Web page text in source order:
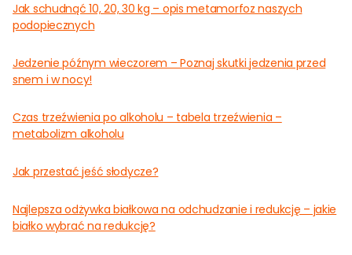
Jak schudnąć 10, 20, 30 kg – opis metamorfoz naszych
podopiecznych
Jedzenie późnym wieczorem – Poznaj skutki jedzenia przed
snem i w nocy!
Czas trzeźwienia po alkoholu – tabela trzeźwienia –
metabolizm alkoholu
Jak przestać jeść słodycze?
Najlepsza odżywka białkowa na odchudzanie i redukcję – jakie
białko wybrać na redukcję?